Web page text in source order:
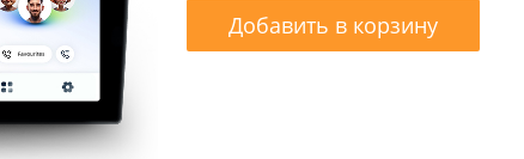
Добавить в корзину